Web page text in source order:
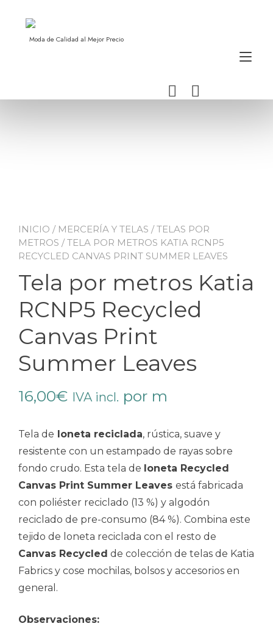
contenido
Moda de Calidad al Mejor Precio
INICIO / MERCERÍA Y TELAS /TELAS POR
METROS / TELA POR METROS KATIA RCNP5
RECYCLED CANVAS PRINT SUMMER LEAVES
Tela por metros Katia
RCNP5 Recycled
Canvas Print
Summer Leaves
16,00€ IVA incl. por m
Tela de loneta reciclada, rústica, suave y
resistente con un estampado de rayas sobre
fondo crudo. Esta tela de loneta Recycled
Canvas Print Summer Leaves está fabricada
con poliéster reciclado (13 %) y algodón
reciclado de pre-consumo (84 %). Combina este
tejido de loneta reciclada con el resto de
Canvas Recycled de colección de telas de Katia
Fabrics y cose mochilas, bolsos y accesorios en
general.
Observaciones: